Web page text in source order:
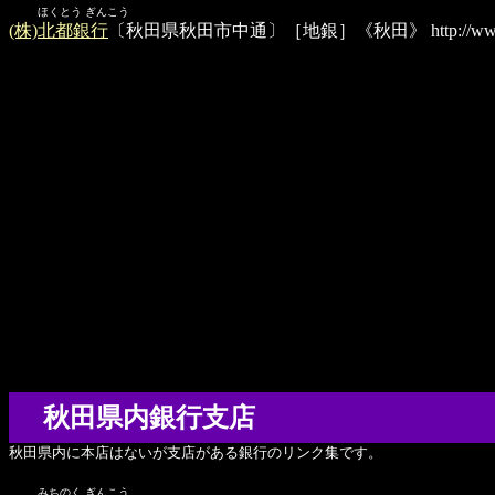
ほくとう ぎんこう
(株)北都銀行 〔秋田県秋田市中通〕［地銀］《秋田》 http://
秋田県内銀行支店
秋田県内に本店はないが支店がある銀行のリンク集です。
みちのく ぎんこう